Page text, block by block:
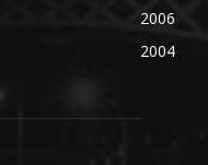
2006
2004